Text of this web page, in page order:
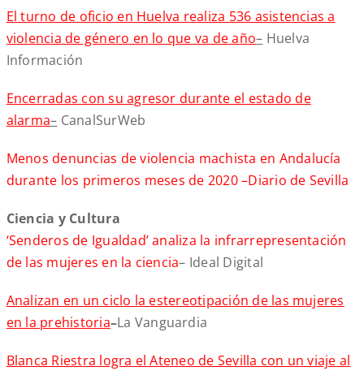
El turno de oficio en Huelva realiza 536 asistencias a
violencia de género en lo que va de año– Huelva
Información
Encerradas con su agresor durante el estado de
alarma– CanalSurWeb
Menos denuncias de violencia machista en Andalucía
durante los primeros meses de 2020 –Diario de Sevilla
Ciencia y Cultura
‘Senderos de Igualdad’ analiza la infrarrepresentación
de las mujeres en la ciencia– Ideal Digital
Analizan en un ciclo la estereotipación de las mujeres
en la prehistoria–La Vanguardia
Blanca Riestra logra el Ateneo de Sevilla con un viaje al